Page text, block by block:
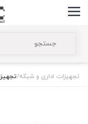
تجهیزات اداری و شبکه/